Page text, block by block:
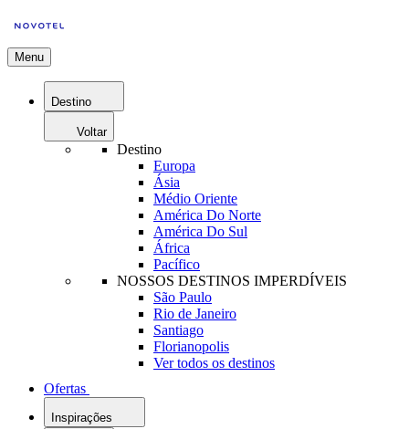
Menu
Destino
Voltar
Destino
Europa
Ásia
Médio Oriente
América Do Norte
América Do Sul
África
Pacífico
NOSSOS DESTINOS IMPERDÍVEIS
São Paulo
Rio de Janeiro
Santiago
Florianopolis
Ver todos os destinos
Ofertas
Inspirações